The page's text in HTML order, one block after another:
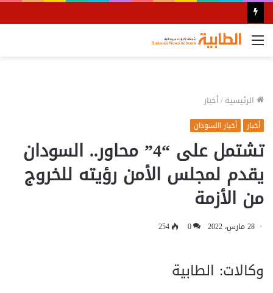
القائمة
الرئيسية/أخبار
أخبار أخبار االسودان
تشتمل على “4” محاور.. السودان
يقدم لمجلس الأمن رؤيته للخروج
من الأزمة
28 مارس، 2022 0
254
وكالات: الطابية